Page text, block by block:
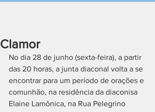
Clamor
No dia 28 de junho (sexta-feira), a partir
das 20 horas, a junta diaconal volta a se
encontrar para um período de orações e
comunhão, na residência da diaconisa
Elaine Lamônica, na Rua Pelegrino